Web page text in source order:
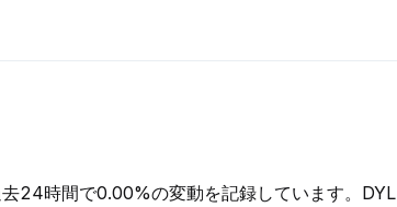
24時間で0.00%の変動を記録しています。DYL